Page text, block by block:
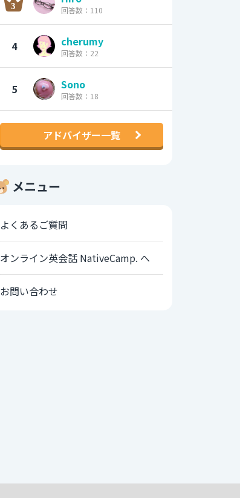
回答数：110
4 cherumy
回答数：22
5 Sono
回答数：18
アドバイザー一覧
メニュー
よくあるご質問
オンライン英会話 NativeCamp. へ
お問い合わせ